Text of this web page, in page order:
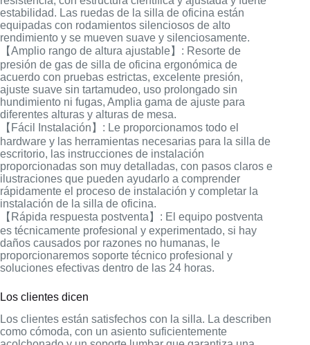
estabilidad. Las ruedas de la silla de oficina están
equipadas con rodamientos silenciosos de alto
rendimiento y se mueven suave y silenciosamente.
【Amplio rango de altura ajustable】: Resorte de
presión de gas de silla de oficina ergonómica de
acuerdo con pruebas estrictas, excelente presión,
ajuste suave sin tartamudeo, uso prolongado sin
hundimiento ni fugas, Amplia gama de ajuste para
diferentes alturas y alturas de mesa.
【Fácil Instalación】: Le proporcionamos todo el
hardware y las herramientas necesarias para la silla de
escritorio, las instrucciones de instalación
proporcionadas son muy detalladas, con pasos claros e
ilustraciones que pueden ayudarlo a comprender
rápidamente el proceso de instalación y completar la
instalación de la silla de oficina.
【Rápida respuesta postventa】: El equipo postventa
es técnicamente profesional y experimentado, si hay
daños causados por razones no humanas, le
proporcionaremos soporte técnico profesional y
soluciones efectivas dentro de las 24 horas.
Los clientes dicen
Los clientes están satisfechos con la silla. La describen
como cómoda, con un asiento suficientemente